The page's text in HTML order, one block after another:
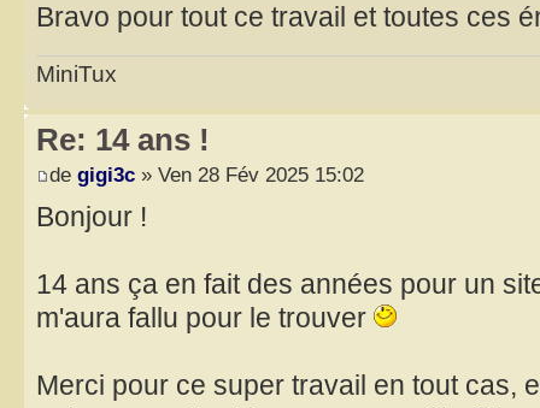
Bravo pour tout ce travail et toutes ces
MiniTux
Re: 14 ans !
de gigi3c » Ven 28 Fév 2025 15:02
Bonjour !
14 ans ça en fait des années pour un
m'aura fallu pour le trouver
Merci pour ce super travail en tout cas,